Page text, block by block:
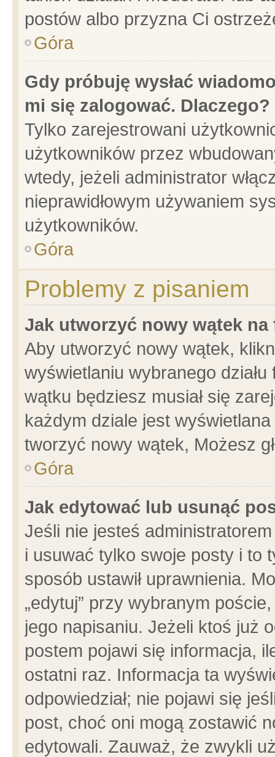
postów albo przyzna Ci
Góra
Gdy próbuję wysłać
mi się zalogować. Dlaczego?
Tylko zarejestrowani
użytkowników przez
wtedy, jeżeli administrator
nieprawidłowym używaniem
użytkowników.
Góra
Problemy z pisaniem
Jak utworzyć nowy wątek na
Aby utworzyć nowy wątek,
wyświetlaniu wybranego
wątku będziesz musiał się
każdym dziale jest
tworzyć nowy wątek, Możesz
Góra
Jak edytować lub usunąć
Jeśli nie jesteś
i usuwać tylko swoje posty i to
sposób ustawił uprawnienia.
„edytuj” przy wybranym
jego napisaniu. Jeżeli ktoś już
postem pojawi się informacja,
ostatni raz. Informacja ta
odpowiedział; nie pojawi się
post, choć oni mogą zostawić
edytowali. Zauważ, że zwykli